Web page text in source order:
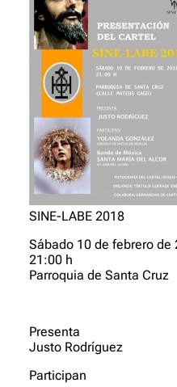
SINE-LABE 2018
Sábado 10 de febrero de
21:00 h
Parroquia de Santa Cruz
Presenta
Justo Rodríguez
Participan